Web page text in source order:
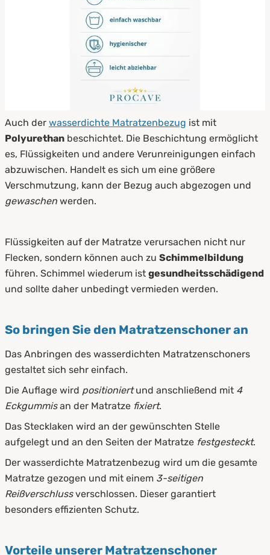
Auch der wasserdichte Matratzenbezug ist mit
Polyurethan beschichtet. Die Beschichtung ermöglicht
es, Flüssigkeiten und andere Verunreinigungen einfach
abzuwischen. Handelt es sich um eine größere
Verschmutzung, kann der Bezug auch abgezogen und
gewaschen werden.
Flüssigkeiten auf der Matratze verursachen nicht nur
Flecken, sondern können auch zu Schimmelbildung
führen. Schimmel wiederum ist gesundheitsschädigend
und sollte daher unbedingt vermieden werden.
So bringen Sie den Matratzenschoner an
Das Anbringen des wasserdichten Matratzenschoners
gestaltet sich sehr einfach.
Die Auflage wird positioniertund anschließend mit 4
Eckgummisan der Matratze fixiert.
Das Stecklaken wird an der gewünschten Stelle
aufgelegt und an den Seiten der Matratze festgesteckt.
Der wasserdichte Matratzenbezug wird um die gesamte
Matratze gezogen und mit einem 3-seitigen
Reißverschlussverschlossen. Dieser garantiert
besonders effizienten Schutz.
Vorteile unserer Matratzenschoner